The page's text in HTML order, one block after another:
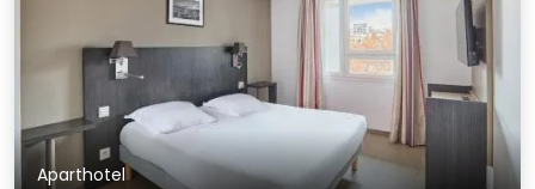
Aparthotel